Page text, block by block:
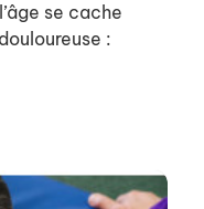
se cache
: